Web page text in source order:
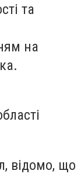
та
на
відомо, що